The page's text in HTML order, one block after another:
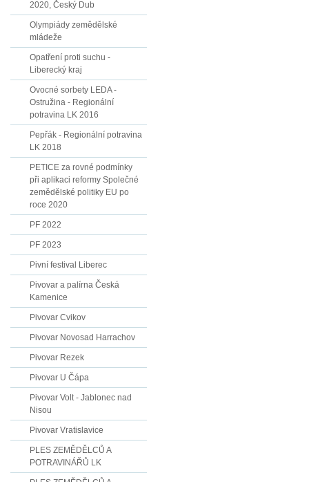
2020, Český Dub
Olympiády zemědělské
mládeže
Opatření proti suchu -
Liberecký kraj
Ovocné sorbety LEDA -
Ostružina - Regionální
potravina LK 2016
Pepřák - Regionální potravina
LK 2018
PETICE za rovné podmínky
při aplikaci reformy Společné
zemědělské politiky EU po
roce 2020
PF 2022
PF 2023
Pivní festival Liberec
Pivovar a palírna Česká
Kamenice
Pivovar Cvikov
Pivovar Novosad Harrachov
Pivovar Rezek
Pivovar U Čápa
Pivovar Volt - Jablonec nad
Nisou
Pivovar Vratislavice
PLES ZEMĚDĚLCŮ A
POTRAVINÁŘŮ LK